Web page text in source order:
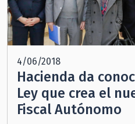
4/06/2018
Hacienda da
Ley que crea el
Fiscal Autónomo